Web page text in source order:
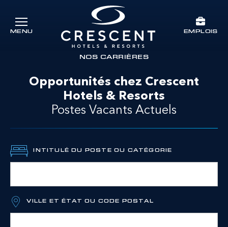
Passer au contenu principal
MENU
Crescent Hotels & Resorts
EMPLOIS
NOS CARRIÈRES
Opportunités chez Crescent
Hotels & Resorts
Postes Vacants Actuels
INTITULÉ DU POSTE OU CATÉGORIE
VILLE ET ÉTAT OU CODE POSTAL